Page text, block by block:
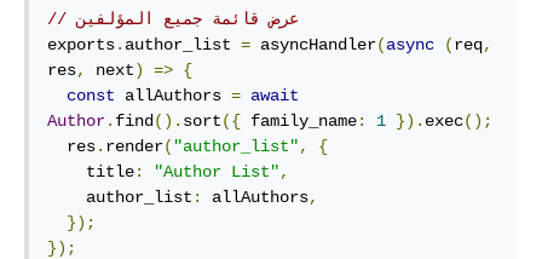
// عرض قائمة جميع المؤلفين
exports. author_list = asyncHandler(async (req,
res, next) => {
const allAuthors = await
Author. find(). sort({ family_name: 1 }). exec();
  res
. render( "author_list",
{
    title
: "Author List",
    author_list
: allAuthors,
});
});